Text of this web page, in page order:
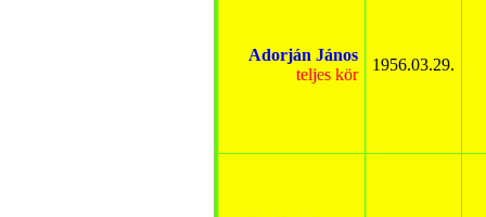
Adorján János
teljes kör
1956.03.29.